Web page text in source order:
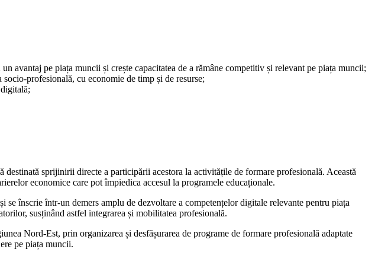
avantaj pe piața muncii și crește capacitatea de a rămâne competitiv și relevant pe piața muncii;
profesională, cu economie de timp și de resurse;
sprijinirii directe a participării acestora la activitățile de formare profesională. Această
economice care pot împiedica accesul la programele educaționale.
înscrie într-un demers amplu de dezvoltare a competențelor digitale relevante pentru piața
susținând astfel integrarea și mobilitatea profesională.
Nord-Est, prin organizarea și desfășurarea de programe de formare profesională adaptate
pe piața muncii.